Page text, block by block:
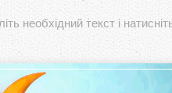
необхідний текст і